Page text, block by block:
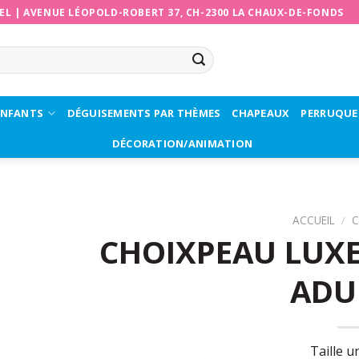
|AVENUE LÉOPOLD-ROBERT 37, CH-2300 LA CHAUX-DE-FONDS
DÉGUISEMENTS PAR THÈMES CHAPEAUX
DÉCORATION/ANIMATION
ACCUEIL /
CHOIXPEAU
Taille